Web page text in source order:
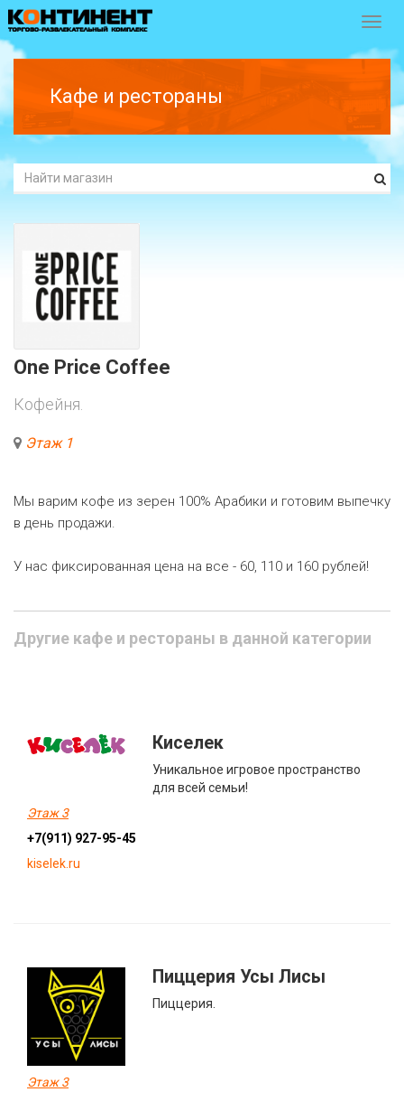
Кафе и рестораны
One Price Coffee
Кофейня.
Этаж 1
Мы варим кофе из зерен 100% Арабики и готовим выпечку
в день продажи.
У нас фиксированная цена на все - 60, 110 и 160 рублей!
Другие кафе и рестораны в данной категории
Киселек
Уникальное игровое пространство
для всей семьи!
Этаж 3
+7(911) 927-95-45
kiselek.ru
Пиццерия Усы Лисы
Пиццерия.
Этаж 3